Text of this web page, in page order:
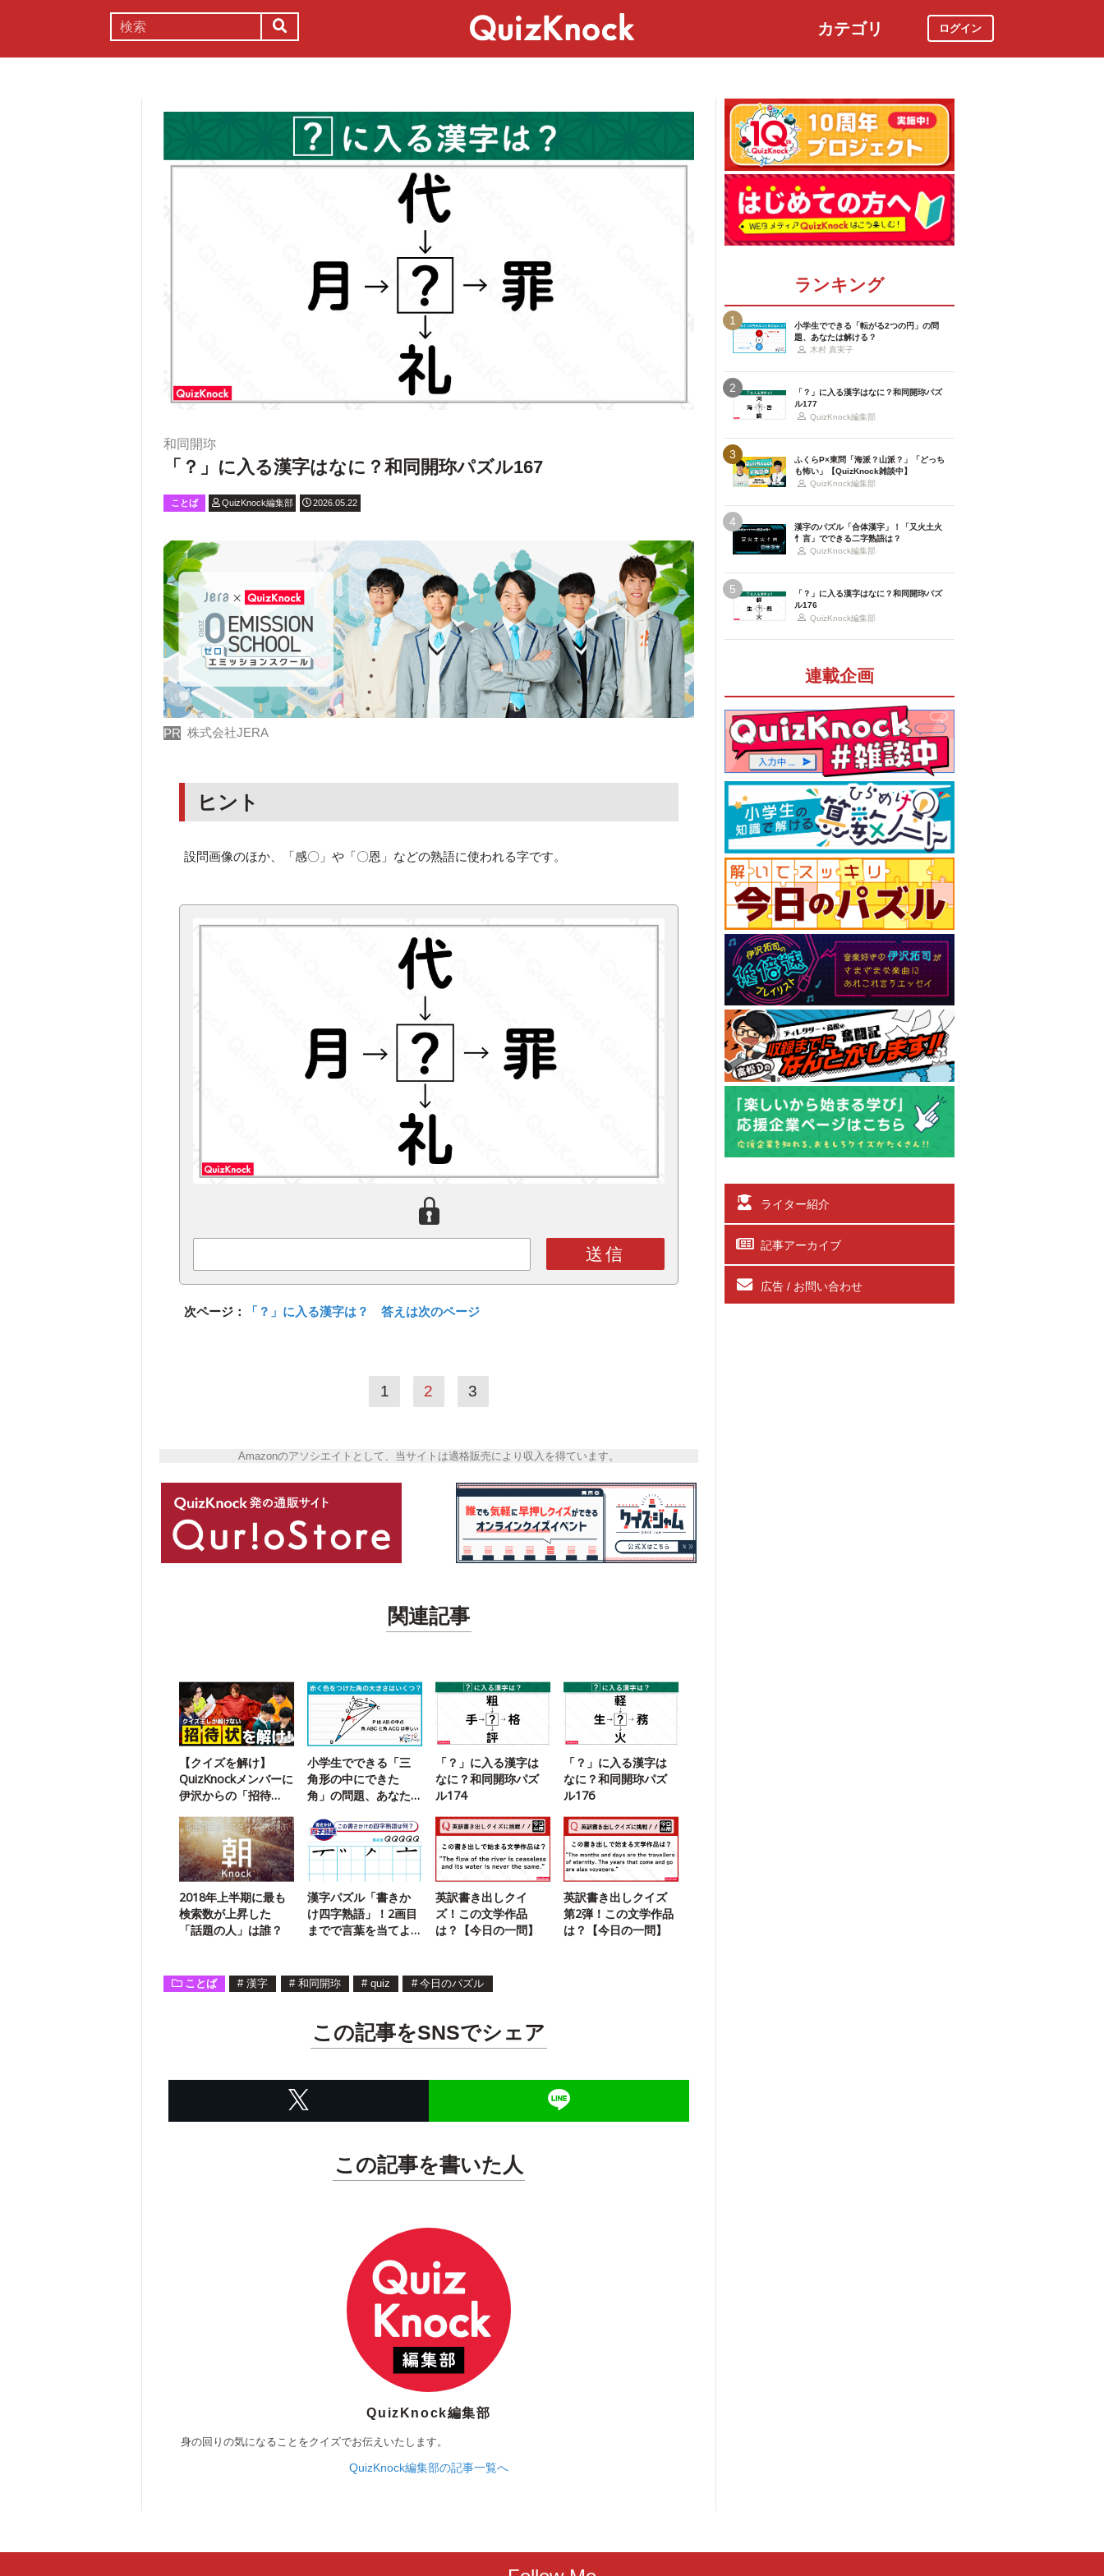
カテゴリ ログイン
和同開珎
「？」に入る漢字はなに？和同開珎パズル167
ことば QuizKnock編集部 2026.05.22
PR 株式会社JERA
ヒント
設問画像のほか、「感〇」や「〇恩」などの熟語に使われる字です。
送信
次ページ： 「？」に入る漢字は？ 答えは次のページ
1 2 3
Amazonのアソシエイトとして、当サイトは適格販売により収入を得ています。
関連記事
【クイズを解け】
QuizKnockメンバーに
伊沢からの「招待
す
小学生でできる「三
角形の中にできた
角」の問題、あなた
「？」に入る漢字は
なに？和同開珎パズ
ル174
「？」に入る漢字は
なに？和同開珎パズ
ル176
2018年上半期に最も
検索数が上昇した
「話題の人」は誰？
漢字パズル「書きか
け四字熟語」！2画目
までで言葉を当てよ
英訳書き出しクイ
ズ！この文学作品
は？【今日の一問】
英訳書き出しクイズ
第2弾！この文学作品
は？【今日の一問】
ことば # 漢字 # 和同開珎 # quiz # 今日のパズル
この記事をSNSでシェア
この記事を書いた人
QuizKnock編集部
身の回りの気になることをクイズでお伝えいたします。
QuizKnock編集部の記事一覧へ
ランキング
1
小学生でできる「転がる2つの円」の問
題、あなたは解ける？
木村 真実子
2
「？」に入る漢字はなに？和同開珎パズ
ル177
QuizKnock編集部
3
ふくらP×東問「海派？山派？」「どっち
も怖い」【QuizKnock雑談中】
QuizKnock編集部
4
漢字のパズル「合体漢字」！「又火土火
忄言」でできる二字熟語は？
QuizKnock編集部
5
「？」に入る漢字はなに？和同開珎パズ
ル176
QuizKnock編集部
連載企画
ライター紹介
記事アーカイブ
広告 / お問い合わせ